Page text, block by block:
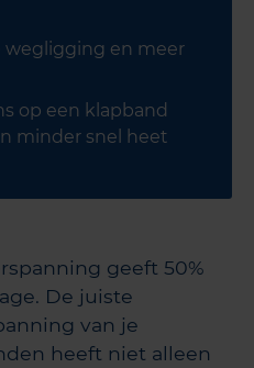
wegligging en meer
op een klapband
minder snel heet
geeft 50%
De juiste
van je
heeft niet alleen